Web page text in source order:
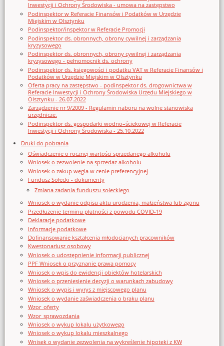
Inwestycji i Ochrony Środowiska - umowa na zastępstwo
Podinspektor w Referacie Finansów i Podatków w Urzędzie
Miejskim w Olsztynku
Podinspektor/inspektor w Referacie Promocji
Podinspektor ds. obronnych, obrony cywilnej i zarządzania
kryzysowego
Podinspektor ds. obronnych, obrony cywilnej i zarządzania
kryzysowego - pełnomocnik ds. ochrony
Podinspektor ds. księgowości i podatku VAT w Referacie Finansów i
Podatków w Urzędzie Miejskim w Olsztynku
Oferta pracy na zastępstwo - podinspektor ds. drogownictwa w
Referacie Inwestycji i Ochrony Środowiska Urzędu Miejskiego w
Olsztynku - 26.07.2022
Zarządzenie nr 9/2009 - Regulamin naboru na wolne stanowiska
urzędnicze.
Podinspektor ds. gospodarki wodno–ściekowej w Referacie
Inwestycji i Ochrony Środowiska - 25.10.2022
Druki do pobrania
Oświadczenie o rocznej wartości sprzedanego alkoholu
Wniosek o zezwolenie na sprzedaz alkoholu
Wniosek o zakup węgla w cenie preferencyjnej
Fundusz Sołecki - dokumenty
Zmiana zadania funduszu sołeckiego
Wniosek o wydanie odpisu aktu urodzenia, małżeństwa lub zgonu
Przedłużenie terminu płatności z powodu COVID-19
Deklaracje podatkowe
Informacje podatkowe
Dofinansowanie kształcenia młodocianych pracowników
Kwestonariusz osobowy
Wniosek o udostępnienie informacji publicznej
PPF Wniosek o przyznanie prawa pomocy
Wniosek o wpis do ewidencji obiektów hotelarskich
Wniosek o przeniesienie decyzji o warunkach zabudowy
Wniosek o wypis i wyrys z miejscowego planu
Wniosek o wydanie zaświadczenia o braku planu
Wzor_oferty
Wzor_sprawozdania
Wniosek o wykup lokalu użytkowego
Wniosek o wykup lokalu mieszkalnego
Wnisek o wydanie zezwolenia na wykreślenie hipoteki z KW